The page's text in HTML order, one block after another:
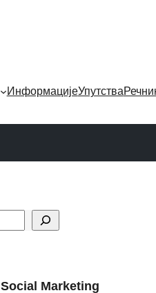
ИнформацијеУпутства
Social Marketing